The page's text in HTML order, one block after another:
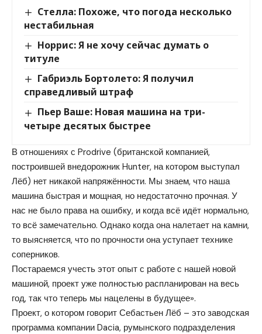
Стелла: Похоже, что погода несколько
нестабильная
Норрис: Я не хочу сейчас думать о
титуле
Габриэль Бортолето: Я получил
справедливый штраф
Пьер Ваше: Новая машина на три-
четыре десятых быстрее
В отношениях с Prodrive (британской компанией,
построившей внедорожник Hunter, на котором выступал
Лёб) нет никакой напряжённости. Мы знаем, что наша
машина быстрая и мощная, но недостаточно прочная. У
нас не было права на ошибку, и когда всё идёт нормально,
то всё замечательно. Однако когда она налетает на камни,
то выясняется, что по прочности она уступает технике
соперников.
Постараемся учесть этот опыт с работе с нашей новой
машиной, проект уже полностью распланирован на весь
год, так что теперь мы нацелены в будущее».
Проект, о котором говорит Себастьен Лёб – это заводская
программа компании Dacia, румынского подразделения